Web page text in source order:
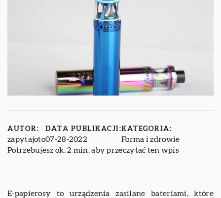
AUTOR:
zapytajoto
DATA PUBLIKACJI:
07-28-2022
KATEGORIA:
Forma i zdrowie
Potrzebujesz ok. 2 min. aby przeczytać ten wpis
E-papierosy to urządzenia zasilane bateriami, które